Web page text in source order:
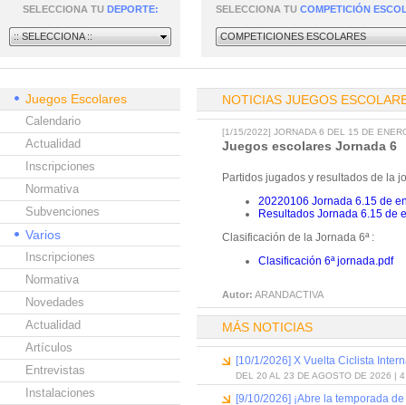
SELECCIONA TU DEPORTE:
:: SELECCIONA ::
SELECCIONA TU COMPETICIÓN
COMPETICIONES ESCOLARES
Juegos Escolares
Calendario
Actualidad
Inscripciones
Normativa
Subvenciones
Varios
Inscripciones
Normativa
Novedades
Actualidad
Artículos
Entrevistas
Instalaciones
NOTICIAS JUEGOS
[1/15/2022] JORNADA 6 DEL 15 DE
Juegos escolares Jornada 6
Partidos jugados y resultados de la
20220106 Jornada 6.15 de
Resultados Jornada 6.15 de
Clasificación de la Jornada 6ª :
Clasificación 6ª jornada.pdf
Autor: ARANDACTIVA
MÁS NOTICIAS
[10/1/2026] X Vuelta Ciclista
DEL 20 AL 23 DE AGOSTO DE 2026 | 4
[9/10/2026] ¡Abre la temporada